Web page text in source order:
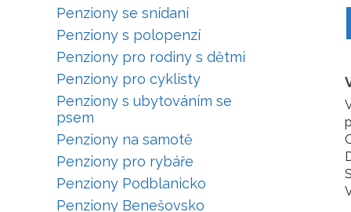
Penziony se snídaní
Penziony s polopenzí
Penziony pro rodiny s dětmi
Penziony pro cyklisty
Penziony s ubytováním se
psem
Penziony na samotě
Penziony pro rybáře
Penziony Podblanicko
Penziony Benešovsko